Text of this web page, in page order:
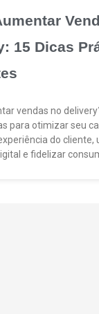
15 Dicas
vendas no
para otimizar seu
do cliente,
e fidelizar